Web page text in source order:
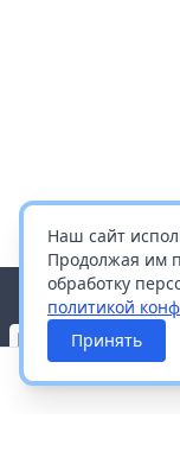
Наш сайт
Продолжая им
обработку
политикой
Принять